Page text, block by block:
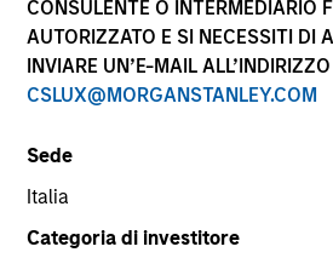
CONSULENTE O INTERMEDIARIO
AUTORIZZATO E SI NECESSITI DI
INVIARE UN’E-MAIL ALL’INDIRIZZO
CSLUX@MORGANSTANLEY.COM
Sede
Italia
Categoria di investitore
e si è
evoluta per
opportunità nei
pubblici e privati
globale, al
propri clienti.